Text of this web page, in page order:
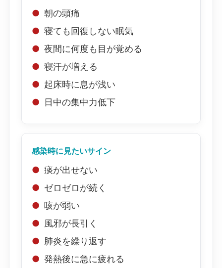
朝の頭痛
寝ても回復しない眠気
夜間に何度も目が覚める
寝汗が増える
起床時に息が浅い
日中の集中力低下
感染時に見たいサイン
痰が出せない
ゼロゼロが続く
咳が弱い
風邪が長引く
肺炎を繰り返す
発熱後に急に疲れる